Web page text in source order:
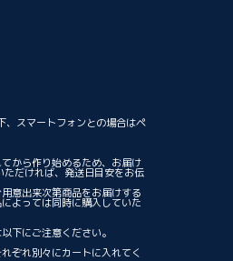
、スマートフォンとの場合はペ
から作り始めるため、お届け
だければ、発送日目安をお伝
意出来次第商品をお届けする
よっては同時に購入していた
下にご注意ください。
ぞれ別々にカートに入れてく